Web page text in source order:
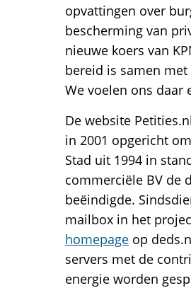
opvattingen over
bescherming van
nieuwe koers van
bereid is samen
We voelen ons daar
De website
in 2001 opgericht
Stad uit 1994 in
commerciële BV de
beëindigde.
mailbox in het
homepage op
servers met de
energie worden